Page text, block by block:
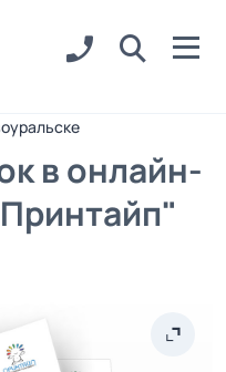
в онлайн-